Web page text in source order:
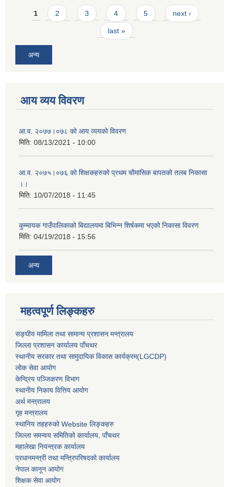
Pages
1 2 3 4 5 next ›
last »
अन्य
आय व्यय विवरण
आ.व. २०७७।०७८ को आय व्ययको विवरण
मिति: 08/13/2021 - 10:00
आ.व. २०७५।०७६ को शिक्षकहरुको प्रथम चौमासिक बापतको तलब निकासा
।।
मिति: 10/07/2018 - 11:45
कुम्मायक गाउँपालिकाको बिद्यालयमा बिभिन्न शिर्षकमा भएको निकासा विवरण
मिति: 04/19/2018 - 15:56
अन्य
महत्वपूर्ण लिङ्कहरु
सङ्‍घीय मामिला तथा सामान्य प्रशासन मन्त्रालय
जिल्ला प्रशासन कार्यालय पाँचथर
स्थानीय सरकार तथा सामुदायिक विकास कार्यक्रम(LGCDP)
लोक सेवा आयोग
केन्द्रिय पञ्जिकरण विभाग
स्थानीय निकाय वित्तिय आयोग
अर्थ मन्त्रालय
गृह मन्त्रालय
स्थानिय तहहरुको Website लिङ्कहरु
जिल्ला समन्वय समितिको कार्यालय, पाँचथर
महालेखा नियन्त्रक कार्यालय
प्रधानमन्त्री तथा मन्त्रिपरिषदको कार्यालय
नेपाल कानून आयोग
शिक्षक सेवा आयोग